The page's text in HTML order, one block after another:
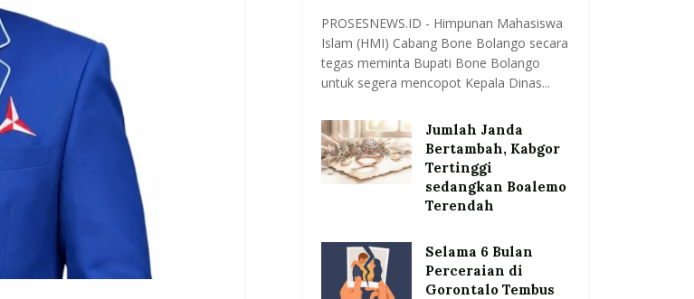
PROSESNEWS.ID - Himpunan Mahasiswa
Islam (HMI) Cabang Bone Bolango secara
tegas meminta Bupati Bone Bolango
untuk segera mencopot Kepala Dinas...
Jumlah Janda
Bertambah, Kabgor
Tertinggi
sedangkan Boalemo
Terendah
Selama 6 Bulan
Perceraian di
Gorontalo Tembus